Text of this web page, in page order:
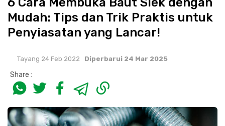
Lem
Dinding
Pintu, Jendela & Perlengkapan
Cat dan Pelapis Dinding
Lantai
Produk K3
Perlengkapan
Bekisting
Besi Beton & Wiremesh
Beton
Sistem Elektro
Sistem Penanggulangan Kebakaran
Sistem Pemipaan
Peralatan Elektronik
Peralatan Utama
Mudah: Tips dan Trik Praktis untuk
Penyiasatan yang Lancar!
Tayang 24 Feb 2022 Diperbarui 24 Mar 2025
Share :